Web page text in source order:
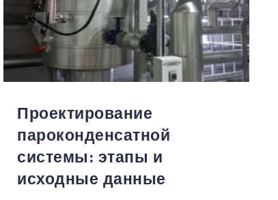
Проектирование
пароконденсатной
системы: этапы и
исходные данные